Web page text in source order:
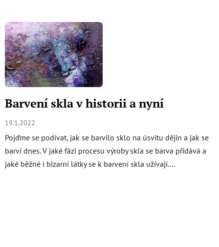
Barvení skla v historii a nyní
19.1.2022
Pojďme se podívat, jak se barvilo sklo na úsvitu dějin a jak se
barví dnes. V jaké fázi procesu výroby skla se barva přidává a
jaké běžné i bizarní látky se k barvení skla užívají....